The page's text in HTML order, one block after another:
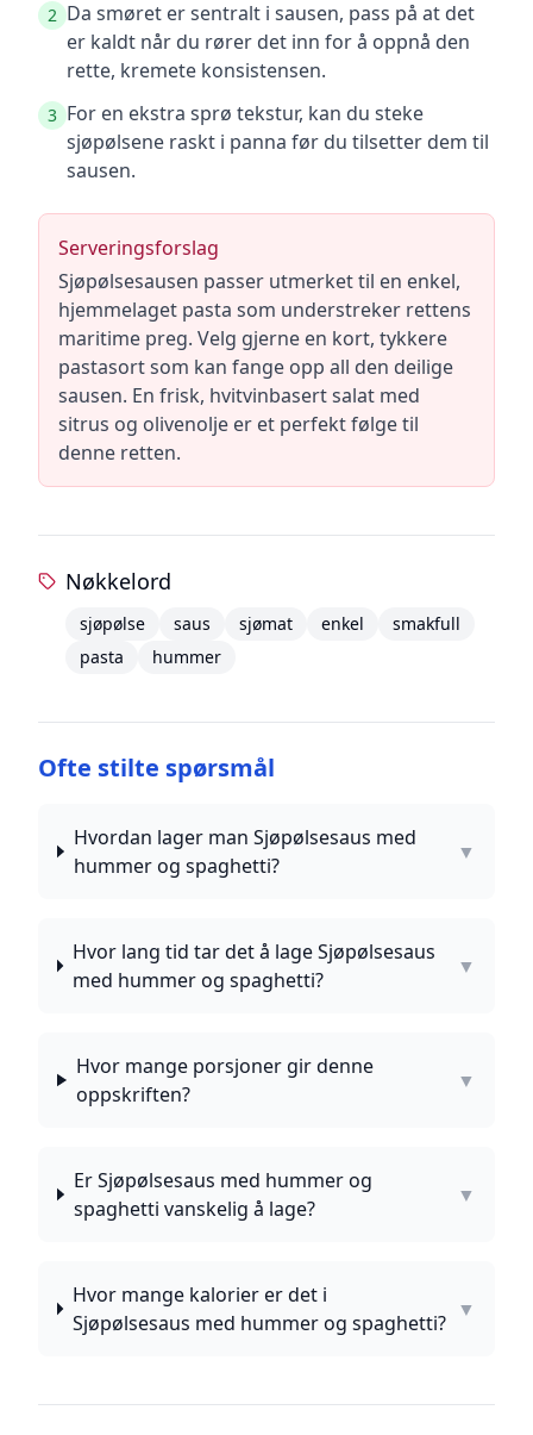
2 Da smøret er sentralt i sausen, pass på at det
er kaldt når du rører det inn for å oppnå den
rette, kremete konsistensen.
3 For en ekstra sprø tekstur, kan du steke
sjøpølsene raskt i panna før du tilsetter dem til
sausen.
Serveringsforslag
Sjøpølsesausen passer utmerket til en enkel,
hjemmelaget pasta som understreker rettens
maritime preg. Velg gjerne en kort, tykkere
pastasort som kan fange opp all den deilige
sausen. En frisk, hvitvinbasert salat med
sitrus og olivenolje er et perfekt følge til
denne retten.
Nøkkelord
sjøpølse saus sjømat enkel
smakfull
pasta
hummer
Ofte stilte spørsmål
Hvordan lager man Sjøpølsesaus med
hummer og spaghetti?
▼
Hvor lang tid tar det å lage Sjøpølsesaus
med hummer og spaghetti?
▼
Hvor mange porsjoner gir denne
oppskriften?
▼
Er Sjøpølsesaus med hummer og
spaghetti vanskelig å lage?
▼
Hvor mange kalorier er det i
Sjøpølsesaus med hummer og spaghetti?
▼